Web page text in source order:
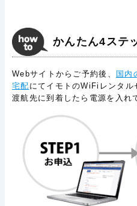
かんたん4ステ
Webサイトからご予約後、 国内
宅配 にてイモトのWiFiレンタル
渡航先に到着したら電源を入れ